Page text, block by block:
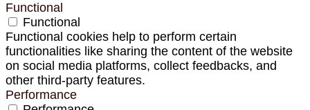
Functional
Functional
Functional cookies help to perform certain
functionalities like sharing the content of the website
on social media platforms, collect feedbacks, and
other third-party features.
Performance